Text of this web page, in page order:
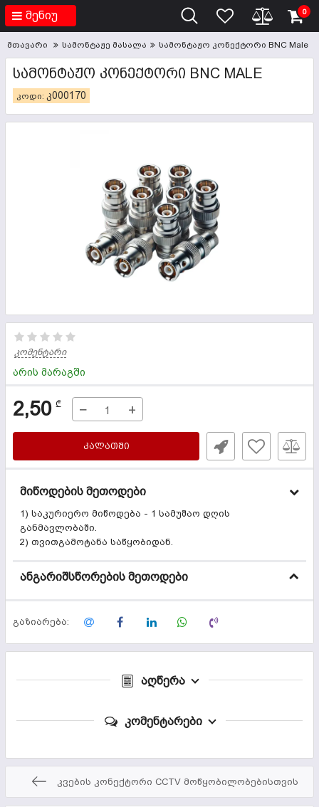
მენიუ 0
მთავარი სამონტაჟე მასალა სამონტაჟო კონექტორი BNC Male
ᲡᲐᲛᲝᲜᲢᲐᲟᲝ ᲙᲝᲜᲔᲥᲢᲝᲠᲘ BNC MALE
კოდი: კ000170
კომენტარი
არის მარაგში
2,50 ₾ − +
ᲙᲐᲚᲐᲗᲨᲘ
მიწოდების მეთოდები
1) საკურიერო მიწოდება - 1 სამუშაო დღის
განმავლობაში.
2) თვითგამოტანა საწყობიდან.
ანგარიშსწორების მეთოდები
გაზიარება:
აღწერა
კომენტარები
კვების კონექტორი CCTV მოწყობილობებისთვის